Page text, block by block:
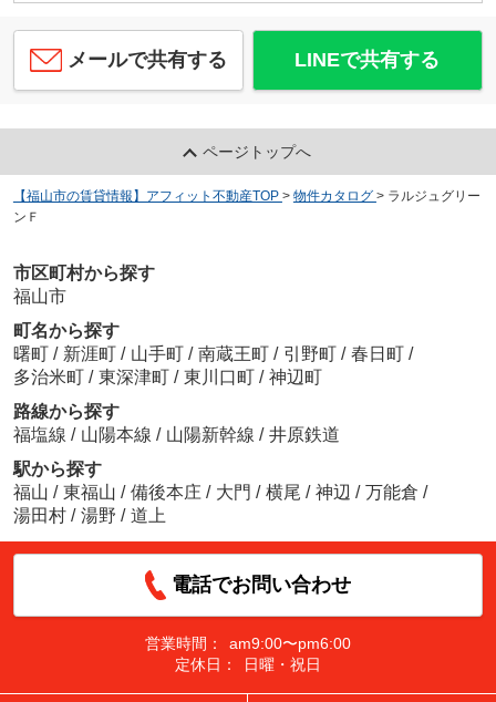
メールで共有する LINEで共有する
ページトップへ
【福山市の賃貸情報】アフィット不動産TOP > 物件カタログ > ラルジュグリー
ンＦ
市区町村から探す
福山市
町名から探す
曙町 / 新涯町 / 山手町 / 南蔵王町 / 引野町 / 春日町 /
多治米町 / 東深津町 / 東川口町 / 神辺町
路線から探す
福塩線 / 山陽本線 / 山陽新幹線 / 井原鉄道
駅から探す
福山 / 東福山 / 備後本庄 / 大門 / 横尾 / 神辺 / 万能倉 /
湯田村 / 湯野 / 道上
電話でお問い合わせ
営業時間：
am9:00〜pm6:00
定休日：
日曜・祝日